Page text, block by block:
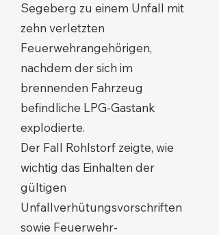
Segeberg zu einem Unfall mit
zehn verletzten
Feuerwehrangehörigen,
nachdem der sich im
brennenden Fahrzeug
befindliche LPG-Gastank
explodierte.
Der Fall Rohlstorf zeigte, wie
wichtig das Einhalten der
gültigen
Unfallverhütungsvorschriften
sowie Feuerwehr-